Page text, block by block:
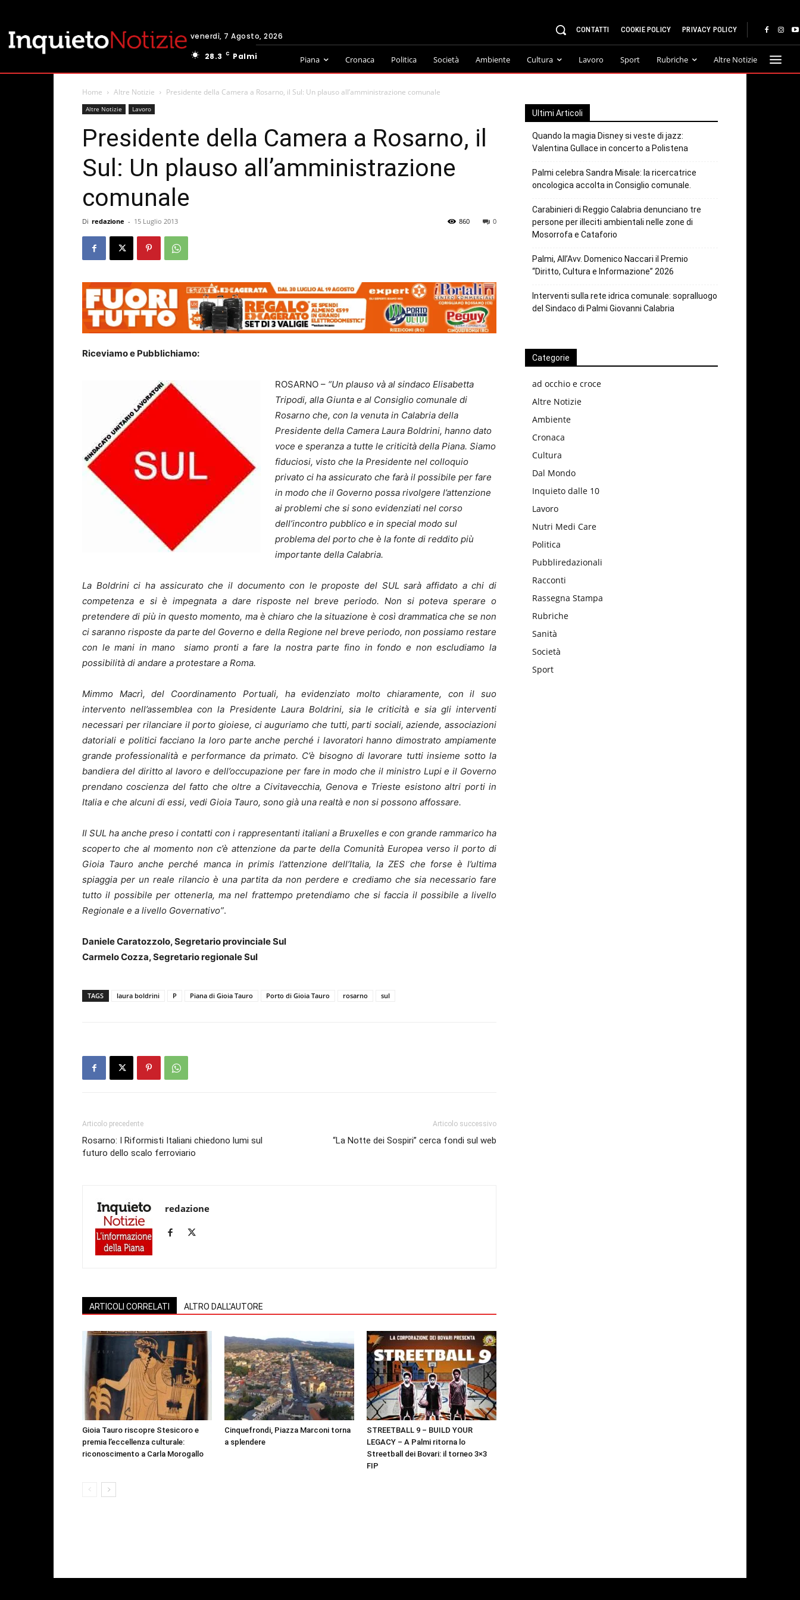
venerdì, 7 Agosto, 2026
28.3
C Palmi
CONTATTI COOKIE POLICY PRIVACY POLICY
Piana Cronaca Politica Società Ambiente Cultura Lavoro Sport Rubriche Altre Notizie
Home Altre Notizie Presidente della Camera a Rosarno, il Sul: Un plauso all’amministrazione comunale
Altre Notizie Lavoro
Presidente della Camera a Rosarno, il
Sul: Un plauso all’amministrazione
comunale
Di redazione - 15 Luglio 2013 0
860
Riceviamo e Pubblichiamo:
ROSARNO – “Un plauso và al sindaco Elisabetta
Tripodi, alla Giunta e al Consiglio comunale di
Rosarno che, con la venuta in Calabria della
Presidente della Camera Laura Boldrini, hanno dato
voce e speranza a tutte le criticità della Piana. Siamo
fiduciosi, visto che la Presidente nel colloquio
privato ci ha assicurato che farà il possibile per fare
in modo che il Governo possa rivolgere l’attenzione
ai problemi che si sono evidenziati nel corso
dell’incontro pubblico e in special modo sul
problema del porto che è la fonte di reddito più
importante della Calabria.
La Boldrini ci ha assicurato che il documento con le proposte del SUL sarà affidato a chi di
competenza e si è impegnata a dare risposte nel breve periodo. Non si poteva sperare o
pretendere di più in questo momento, ma è chiaro che la situazione è così drammatica che se non
ci saranno risposte da parte del Governo e della Regione nel breve periodo, non possiamo restare
con le mani in mano siamo pronti a fare la nostra parte fino in fondo e non escludiamo la
possibilità di andare a protestare a Roma.
Mimmo Macrì, del Coordinamento Portuali, ha evidenziato molto chiaramente, con il suo
intervento nell’assemblea con la Presidente Laura Boldrini, sia le criticità e sia gli interventi
necessari per rilanciare il porto gioiese, ci auguriamo che tutti, parti sociali, aziende, associazioni
datoriali e politici facciano la loro parte anche perché i lavoratori hanno dimostrato ampiamente
grande professionalità e performance da primato. C’è bisogno di lavorare tutti insieme sotto la
bandiera del diritto al lavoro e dell’occupazione per fare in modo che il ministro Lupi e il Governo
prendano coscienza del fatto che oltre a Civitavecchia, Genova e Trieste esistono altri porti in
Italia e che alcuni di essi, vedi Gioia Tauro, sono già una realtà e non si possono affossare.
Il SUL ha anche preso i contatti con i rappresentanti italiani a Bruxelles e con grande rammarico ha
scoperto che al momento non c’è attenzione da parte della Comunità Europea verso il porto di
Gioia Tauro anche perché manca in primis l’attenzione dell’Italia, la ZES che forse è l’ultima
spiaggia per un reale rilancio è una partita da non perdere e crediamo che sia necessario fare
tutto il possibile per ottenerla, ma nel frattempo pretendiamo che si faccia il possibile a livello
Regionale e a livello Governativo”.
Daniele Caratozzolo, Segretario provinciale Sul
Carmelo Cozza, Segretario regionale Sul
TAGS laura boldrini P Piana di Gioia Tauro Porto di Gioia Tauro rosarno sul
Articolo precedente
Rosarno: I Riformisti Italiani chiedono lumi sul
futuro dello scalo ferroviario
Articolo successivo
“La Notte dei Sospiri” cerca fondi sul web
redazione
ARTICOLI CORRELATI ALTRO DALL'AUTORE
Gioia Tauro riscopre Stesicoro e
premia l’eccellenza culturale:
riconoscimento a Carla Morogallo
Cinquefrondi, Piazza Marconi torna
a splendere
STREETBALL 9 – BUILD YOUR
LEGACY – A Palmi ritorna lo
Streetball dei Bovari: il torneo 3×3
FIP
Ultimi Articoli
Quando la magia Disney si veste di jazz:
Valentina Gullace in concerto a Polistena
Palmi celebra Sandra Misale: la ricercatrice
oncologica accolta in Consiglio comunale.
Carabinieri di Reggio Calabria denunciano tre
persone per illeciti ambientali nelle zone di
Mosorrofa e Cataforio
Palmi, All’Avv. Domenico Naccari il Premio
“Diritto, Cultura e Informazione” 2026
Interventi sulla rete idrica comunale: sopralluogo
del Sindaco di Palmi Giovanni Calabria
Categorie
ad occhio e croce
Altre Notizie
Ambiente
Cronaca
Cultura
Dal Mondo
Inquieto dalle 10
Lavoro
Nutri Medi Care
Politica
Pubbliredazionali
Racconti
Rassegna Stampa
Rubriche
Sanità
Società
Sport